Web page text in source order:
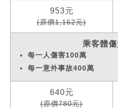
953元
(原價1,162元)
乘客體
每一人傷害100萬
每一意外事故400萬
640元
(原價780元)